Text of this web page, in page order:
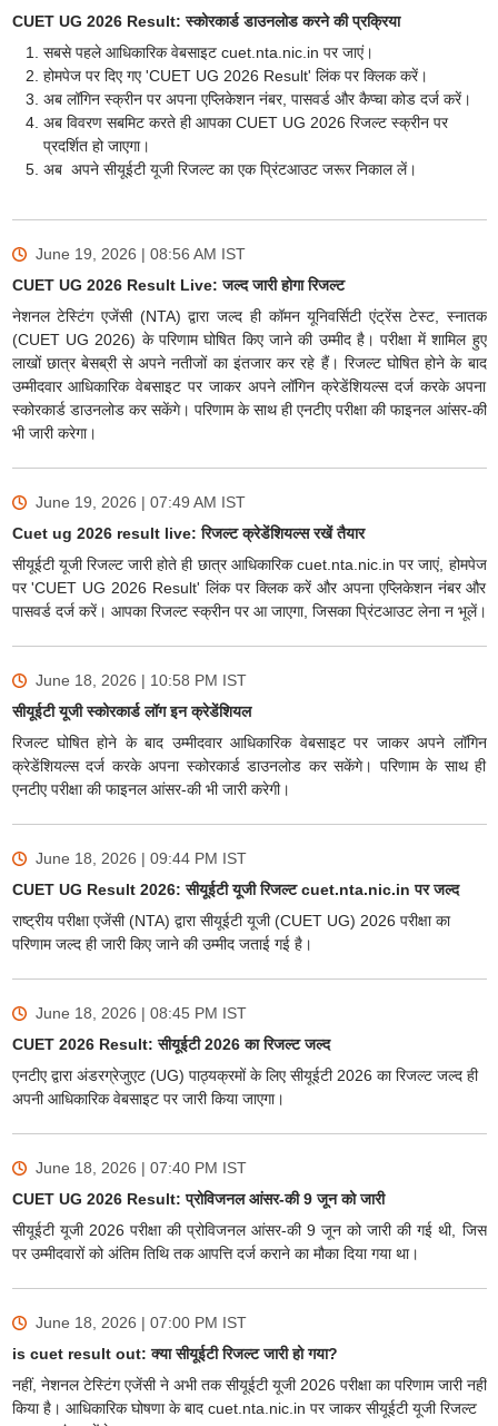
CUET UG 2026 Result: स्कोरकार्ड डाउनलोड करने की प्रक्रिया
सबसे पहले आधिकारिक वेबसाइट cuet.nta.nic.in पर जाएं।
होमपेज पर दिए गए 'CUET UG 2026 Result' लिंक पर क्लिक करें।
अब लॉगिन स्क्रीन पर अपना एप्लिकेशन नंबर, पासवर्ड और कैप्चा कोड दर्ज करें।
अब विवरण सबमिट करते ही आपका CUET UG 2026 रिजल्ट स्क्रीन पर
प्रदर्शित हो जाएगा।
अब अपने सीयूईटी यूजी रिजल्ट का एक प्रिंटआउट जरूर निकाल लें।
June 19, 2026 | 08:56 AM IST
CUET UG 2026 Result Live: जल्द जारी होगा रिजल्ट
नेशनल टेस्टिंग एजेंसी (NTA) द्वारा जल्द ही कॉमन यूनिवर्सिटी एंट्रेंस टेस्ट, स्नातक
(CUET UG 2026) के परिणाम घोषित किए जाने की उम्मीद है। परीक्षा में शामिल हुए
लाखों छात्र बेसब्री से अपने नतीजों का इंतजार कर रहे हैं। रिजल्ट घोषित होने के बाद
उम्मीदवार आधिकारिक वेबसाइट पर जाकर अपने लॉगिन क्रेडेंशियल्स दर्ज करके अपना
स्कोरकार्ड डाउनलोड कर सकेंगे। परिणाम के साथ ही एनटीए परीक्षा की फाइनल आंसर-की
भी जारी करेगा।
June 19, 2026 | 07:49 AM IST
Cuet ug 2026 result live: रिजल्ट क्रेडेंशियल्स रखें तैयार
सीयूईटी यूजी रिजल्ट जारी होते ही छात्र आधिकारिक cuet.nta.nic.in पर जाएं, होमपेज
पर 'CUET UG 2026 Result' लिंक पर क्लिक करें और अपना एप्लिकेशन नंबर और
पासवर्ड दर्ज करें। आपका रिजल्ट स्क्रीन पर आ जाएगा, जिसका प्रिंटआउट लेना न भूलें।
June 18, 2026 | 10:58 PM IST
सीयूईटी यूजी स्कोरकार्ड लॉग इन क्रेडेंशियल
रिजल्ट घोषित होने के बाद उम्मीदवार आधिकारिक वेबसाइट पर जाकर अपने लॉगिन
क्रेडेंशियल्स दर्ज करके अपना स्कोरकार्ड डाउनलोड कर सकेंगे। परिणाम के साथ ही
एनटीए परीक्षा की फाइनल आंसर-की भी जारी करेगी।
June 18, 2026 | 09:44 PM IST
CUET UG Result 2026: सीयूईटी यूजी रिजल्ट cuet.nta.nic.in पर जल्द
राष्ट्रीय परीक्षा एजेंसी (NTA) द्वारा सीयूईटी यूजी (CUET UG) 2026 परीक्षा का
परिणाम जल्द ही जारी किए जाने की उम्मीद जताई गई है।
June 18, 2026 | 08:45 PM IST
CUET 2026 Result: सीयूईटी 2026 का रिजल्ट जल्द
एनटीए द्वारा अंडरग्रेजुएट (UG) पाठ्यक्रमों के लिए सीयूईटी 2026 का रिजल्ट जल्द ही
अपनी आधिकारिक वेबसाइट पर जारी किया जाएगा।
June 18, 2026 | 07:40 PM IST
CUET UG 2026 Result: प्रोविजनल आंसर-की 9 जून को जारी
सीयूईटी यूजी 2026 परीक्षा की प्रोविजनल आंसर-की 9 जून को जारी की गई थी, जिस
पर उम्मीदवारों को अंतिम तिथि तक आपत्ति दर्ज कराने का मौका दिया गया था।
June 18, 2026 | 07:00 PM IST
is cuet result out: क्या सीयूईटी रिजल्ट जारी हो गया?
नहीं, नेशनल टेस्टिंग एजेंसी ने अभी तक सीयूईटी यूजी 2026 परीक्षा का परिणाम जारी नहीं
किया है। आधिकारिक घोषणा के बाद cuet.nta.nic.in पर जाकर सीयूईटी यूजी रिजल्ट